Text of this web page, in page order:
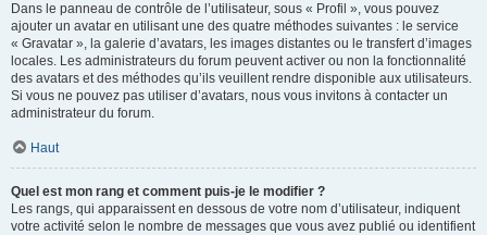
Dans le panneau de contrôle de l’utilisateur, sous « Profil », vous pouvez
ajouter un avatar en utilisant une des quatre méthodes suivantes : le service
« Gravatar », la galerie d’avatars, les images distantes ou le transfert d’images
locales. Les administrateurs du forum peuvent activer ou non la fonctionnalité
des avatars et des méthodes qu’ils veuillent rendre disponible aux utilisateurs.
Si vous ne pouvez pas utiliser d’avatars, nous vous invitons à contacter un
administrateur du forum.
Haut
Quel est mon rang et comment puis-je le modifier ?
Les rangs, qui apparaissent en dessous de votre nom d’utilisateur, indiquent
votre activité selon le nombre de messages que vous avez publié ou identifient